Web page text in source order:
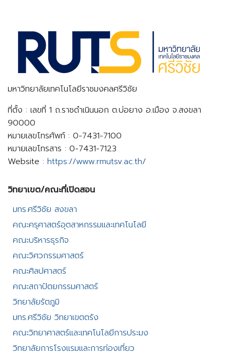
มหาวิทยาลัยเทคโนโลยีราชมงคลศรีวิชัย
ที่ตั้ง : เลขที่ 1 ถ.ราชดำเนินนอก ต.บ่อยาง อ.เมือง จ.สงขลา
90000
หมายเลขโทรศัพท์ : 0-7431-7100
หมายเลขโทรสาร : 0-7431-7123
Website : https://www.rmutsv.ac.th/
วิทยาเขต/คณะที่เปิดสอน​
มทร.ศรีวิชัย สงขลา​
คณะครุศาสตร์อุตสาหกรรมและเทคโนโลยี​
คณะบริหารธุรกิจ​
คณะวิศวกรรมศาสตร์​
คณะศิลปศาสตร์​
คณะสถาปัตยกรรมศาสตร์
วิทยาลัยรัตภูมิ​
มทร.ศรีวิชัย วิทยาเขตตรัง
คณะวิทยาศาสตร์และเทคโนโลยีการประมง
วิทยาลัยการโรงแรมและการท่องเที่ยว